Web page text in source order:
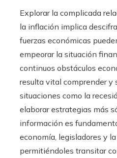
Explorar la complicada
la inflación implica
fuerzas económicas
empeorar la situación
continuos obstáculos
resulta vital comprender y
situaciones como la
elaborar estrategias más
información es
economía, legisladores y
permitiéndoles transitar